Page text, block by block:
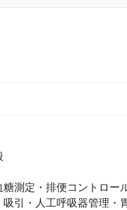
しています。
糖測定・排便コントロー
引・人工呼吸器管理・